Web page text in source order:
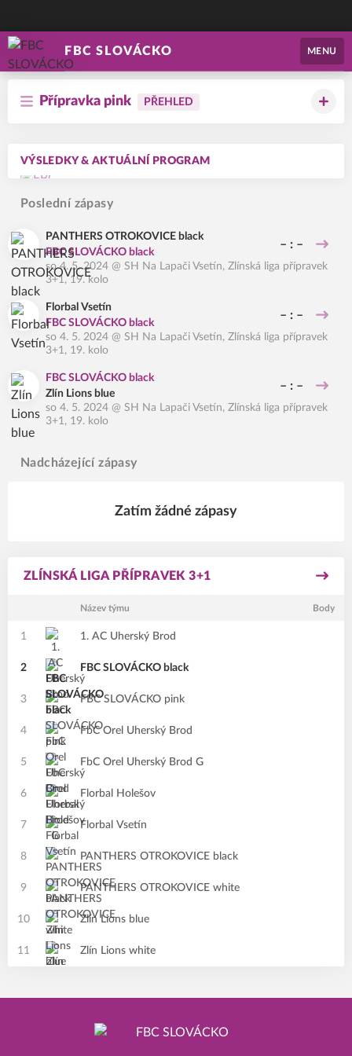
FBC SLOVÁCKO MENU
Přípravka pink PŘEHLED
VÝSLEDKY & AKTUÁLNÍ PROGRAM
Poslední zápasy
PANTHERS OTROKOVICE black
FBC SLOVÁCKO black
– : –
so 4. 5. 2024 @ SH Na Lapači Vsetín, Zlínská liga přípravek
3+1, 19. kolo
Florbal Vsetín
FBC SLOVÁCKO black
– : –
so 4. 5. 2024 @ SH Na Lapači Vsetín, Zlínská liga přípravek
3+1, 19. kolo
FBC SLOVÁCKO black
Zlín Lions blue
– : –
so 4. 5. 2024 @ SH Na Lapači Vsetín, Zlínská liga přípravek
3+1, 19. kolo
Nadcházející zápasy
Zatím žádné zápasy
ZLÍNSKÁ LIGA PŘÍPRAVEK 3+1
Název týmu Body
1 1. AC Uherský Brod
2 FBC SLOVÁCKO black
3 FBC SLOVÁCKO pink
4 FbC Orel Uherský Brod
5 FbC Orel Uherský Brod G
6 Florbal Holešov
7 Florbal Vsetín
8 PANTHERS OTROKOVICE black
9 PANTHERS OTROKOVICE white
10 Zlín Lions blue
11 Zlín Lions white